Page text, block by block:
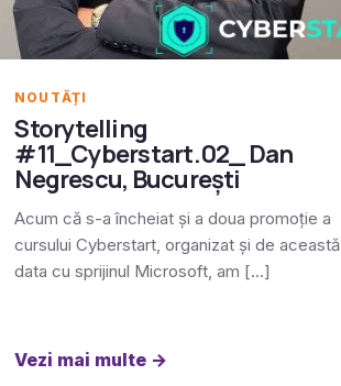
NOUTĂȚI
Storytelling
#11_Cyberstart.02_ Dan
Negrescu, București
Acum că s-a încheiat și a doua promoție a
cursului Cyberstart, organizat și de această
data cu sprijinul Microsoft, am […]
Vezi mai multe →